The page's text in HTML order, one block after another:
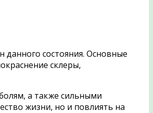
данного состояния. Основные
склеры,
а также сильными
жизни, но и повлиять на